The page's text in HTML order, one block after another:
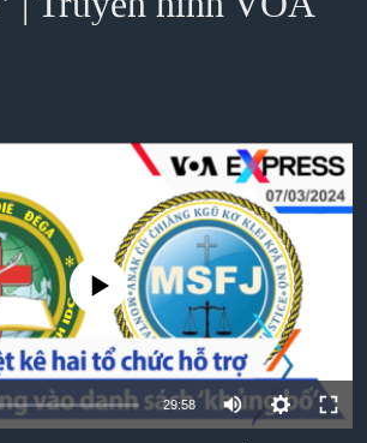
NGOẠI
MẠI CỦA MỸ: QUÁ KHỨ VÀ HIỆN
CỬ 2024
TRANH TẠI DẢI GAZA
& CON ĐƯỜNG
GIỚI
- NGƯỜI HẠ 'BÊN THẮNG CUỘC'
source currently available
29:58